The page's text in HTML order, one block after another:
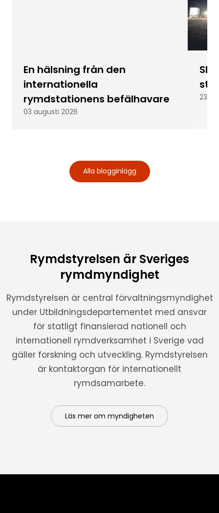
En hälsning från den
internationella
rymdstationens befälhavare
03 augusti 2026
23
Alla blogginlägg
Rymdstyrelsen är Sveriges
rymdmyndighet
Rymdstyrelsen är central förvaltningsmyndighet
under Utbildningsdepartementet med ansvar
för statligt finansierad nationell och
internationell rymdverksamhet i Sverige vad
gäller forskning och utveckling. Rymdstyrelsen
är kontaktorgan för internationellt
rymdsamarbete.
Läs mer om myndigheten